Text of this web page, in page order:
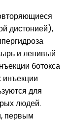
дистонией),
и ленивый
ботокса
инъекции
для
людей.
первым